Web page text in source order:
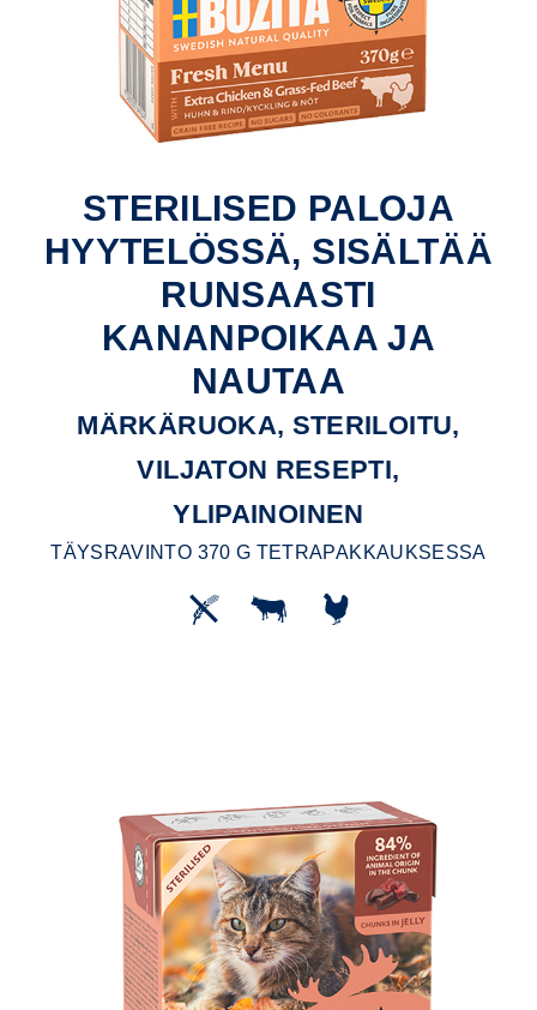
STERILISED PALOJA
HYYTELÖSSÄ, SISÄLTÄÄ
RUNSAASTI
KANANPOIKAA JA
NAUTAA
MÄRKÄRUOKA, STERILOITU,
VILJATON RESEPTI,
YLIPAINOINEN
TÄYSRAVINTO 370 G TETRAPAKKAUKSESSA